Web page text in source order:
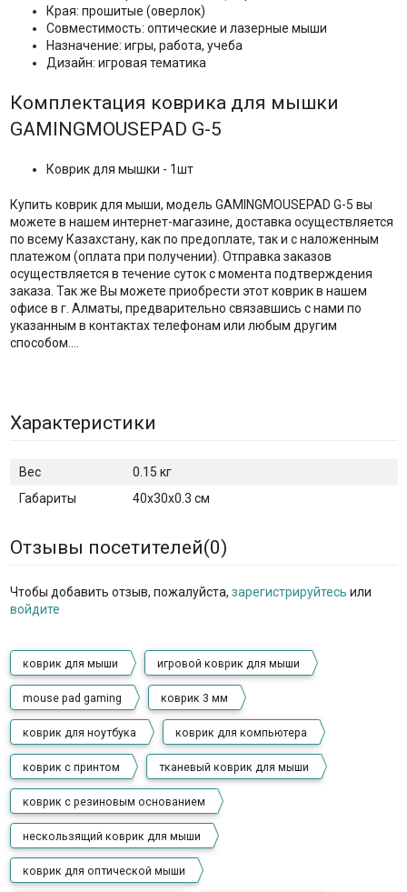
Края: прошитые (оверлок)
Совместимость: оптические и лазерные мыши
Назначение: игры, работа, учеба
Дизайн: игровая тематика
Комплектация коврика для мышки
GAMINGMOUSEPAD G-5
Коврик для мышки - 1шт
Купить коврик для мыши, модель GAMINGMOUSEPAD G-5 вы
можете в нашем интернет-магазине, доставка осуществляется
по всему Казахстану, как по предоплате, так и с наложенным
платежом (оплата при получении). Отправка заказов
осуществляется в течение суток с момента подтверждения
заказа. Так же Вы можете приобрести этот коврик в нашем
офисе в г. Алматы, предварительно связавшись с нами по
указанным в контактах телефонам или любым другим
способом….
Характеристики
Вес
0.15 кг
Габариты
40x30x0.3 см
Отзывы посетителей(0)
Чтобы добавить отзыв, пожалуйста, зарегистрируйтесь или
войдите
коврик для мыши игровой коврик для мыши
mouse pad gaming коврик 3 мм
коврик для ноутбука коврик для компьютера
коврик с принтом тканевый коврик для мыши
коврик с резиновым основанием
нескользящий коврик для мыши
коврик для оптической мыши